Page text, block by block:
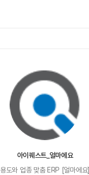
아이퀘스트_얼마에요
용도와 업종 맞춤 ERP [얼마에요]